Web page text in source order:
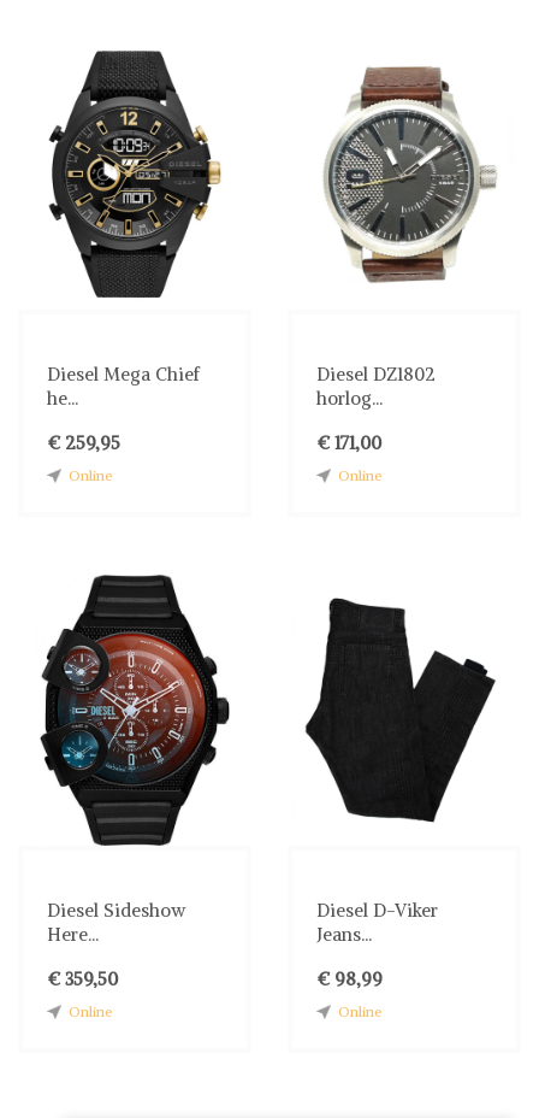
Diesel Mega Chief
he...
€ 259,95
Online
Diesel DZ1802
horlog...
€ 171,00
Online
Diesel Sideshow
Here...
€ 359,50
Online
Diesel D-Viker
Jeans...
€ 98,99
Online